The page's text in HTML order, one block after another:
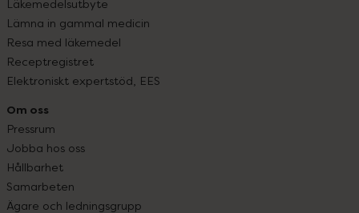
Läkemedelsutbyte
Lämna in gammal medicin
Resa med läkemedel
Receptregistret
Elektroniskt expertstöd, EES
Om oss
Pressrum
Jobba hos oss
Hållbarhet
Samarbeten
Ägare och ledningsgrupp